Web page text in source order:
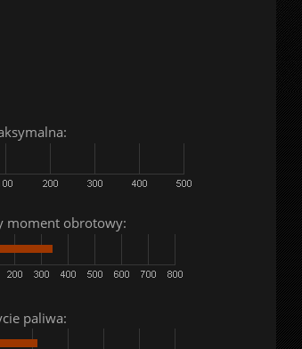
moment obrotowy:
paliwa: